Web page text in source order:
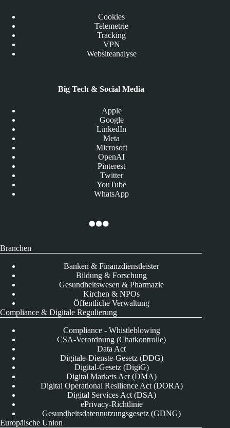
Cookies
Telemetrie
Tracking
VPN
Websiteanalyse
Big Tech & Social Media
Apple
Google
LinkedIn
Meta
Microsoft
OpenAI
Pinterest
Twitter
YouTube
WhatsApp
Branchen
Banken & Finanzdienstleister
Bildung & Forschung
Gesundheitswesen & Pharmazie
Kirchen & NPOs
Öffentliche Verwaltung
Compliance & Digitale Regulierung
Compliance - Whistleblowing
CSA-Verordnung (Chatkontrolle)
Data Act
Digitale-Dienste-Gesetz (DDG)
Digital-Gesetz (DigiG)
Digital Markets Act (DMA)
Digital Operational Resilience Act (DORA)
Digital Services Act (DSA)
ePrivacy-Richtlinie
Gesundheitsdatennutzungsgesetz (GDNG)
Europäische Union